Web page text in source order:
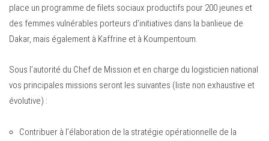
place un programme de filets sociaux productifs pour 200 jeunes et
des femmes vulnérables porteurs d’initiatives dans la banlieue de
Dakar, mais également à Kaffrine et à Koumpentoum.
Sous l’autorité du Chef de Mission et en charge du logisticien national
vos principales missions seront les suivantes (liste non exhaustive et
évolutive) :
Contribuer à l’élaboration de la stratégie opérationnelle de la